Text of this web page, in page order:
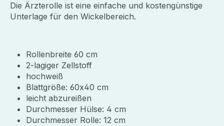
Die Ärzterolle ist eine einfache und kostengünstige
Unterlage für den Wickelbereich.
Rollenbreite 60 cm
2-lagiger Zellstoff
hochweiß
Blattgröße: 60x40 cm
leicht abzureißen
Durchmesser Hülse: 4 cm
Durchmesser Rolle: 12 cm